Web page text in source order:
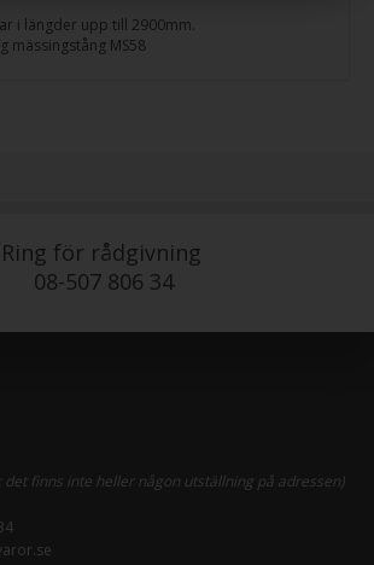
i längder upp till 2900mm.
mässingstång MS58
Ring för rådgivning
08-507 806 34
det finns inte heller någon utställning på adressen)